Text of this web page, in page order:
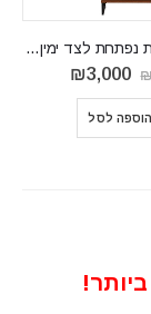
ויטרינה שהדלת נפתחת לצד ימין פתרון מושלם לחלל הפנים IVO07
המחיר
המקורי
היה:
₪3,634.
₪3,000
הוספה לסל